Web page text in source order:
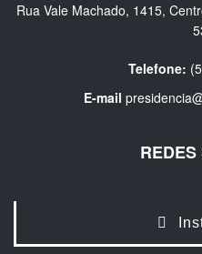
Rua Vale Machado, 1415,
Telefone:
E-mail